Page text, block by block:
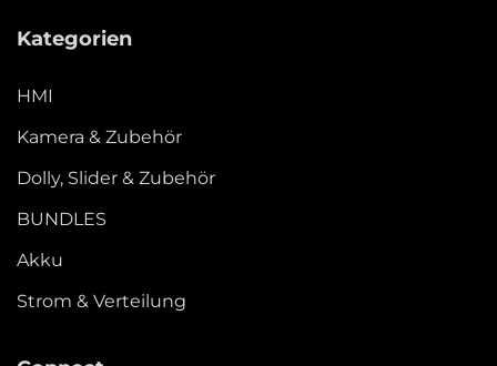
Kategorien
HMI
Kamera & Zubehör
Dolly, Slider & Zubehör
BUNDLES
Akku
Strom & Verteilung